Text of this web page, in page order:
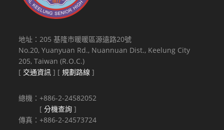
地址：205 基隆市暖暖區源遠路20號
No.20, Yuanyuan Rd., Nuannuan Dist., Keelung City
205, Taiwan (R.O.C.)
[ 交通資訊 ] [規劃路線 ]
總機：+886-2-24582052
[分機查詢 ]
傳真：+886-2-24573724